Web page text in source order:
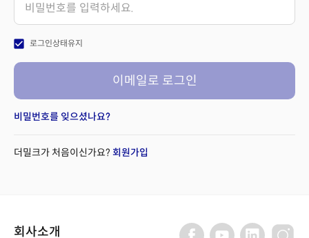
check_box 로그인상태유지
이메일로 로그인
비밀번호를 잊으셨나요?
더밀크가 처음이신가요? 회원가입
회사소개